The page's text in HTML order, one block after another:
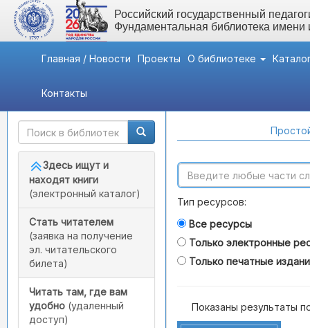
Российский государственный
Фундаментальная библиотека
Главная / Новости Проекты О библиотеке
Контакты
Быстрый доступ
Здесь ищут и
находят книги
(электронный каталог)
Стать читателем
(заявка на получение
эл. читательского
билета)
Читать там, где вам
удобно (удаленный
доступ)
Тип ресурсов:
Все ресурсы
Только электронные
Только печатные
Показаны результаты